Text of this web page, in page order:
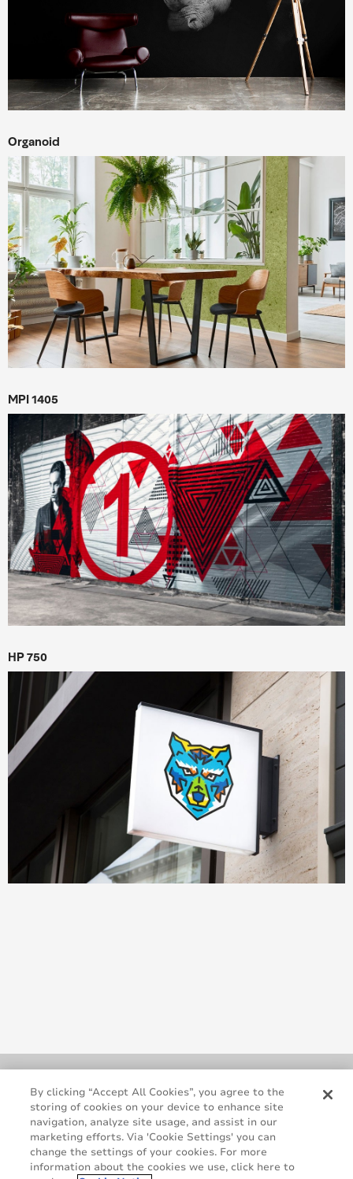
Organoid
MPI 1405
HP 750
By clicking “Accept All Cookies”, you agree to the
storing of cookies on your device to enhance site
navigation, analyze site usage, and assist in our
marketing efforts. Via 'Cookie Settings' you can
change the settings of your cookies. For more
information about the cookies we use, click here to